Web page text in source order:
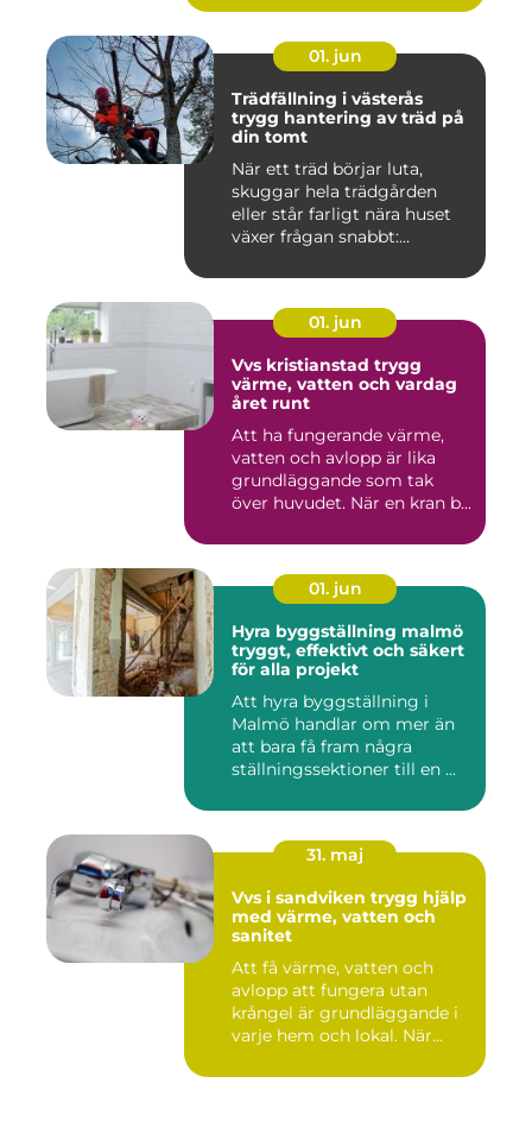
01. jun
Trädfällning i västerås
trygg hantering av träd på
din tomt
När ett träd börjar luta,
skuggar hela trädgården
eller står farligt nära huset
växer frågan snabbt:...
01. jun
Vvs kristianstad trygg
värme, vatten och vardag
året runt
Att ha fungerande värme,
vatten och avlopp är lika
grundläggande som tak
över huvudet. När en kran b...
01. jun
Hyra byggställning malmö
tryggt, effektivt och säkert
för alla projekt
Att hyra byggställning i
Malmö handlar om mer än
att bara få fram några
ställningssektioner till en ...
31. maj
Vvs i sandviken trygg hjälp
med värme, vatten och
sanitet
Att få värme, vatten och
avlopp att fungera utan
krångel är grundläggande i
varje hem och lokal. När...